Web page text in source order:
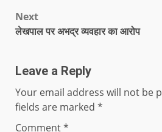
Next
लेखपाल पर अभद्र व्यवहार का आरोप
Leave a Reply
Your email address will not be
fields are marked *
Comment*